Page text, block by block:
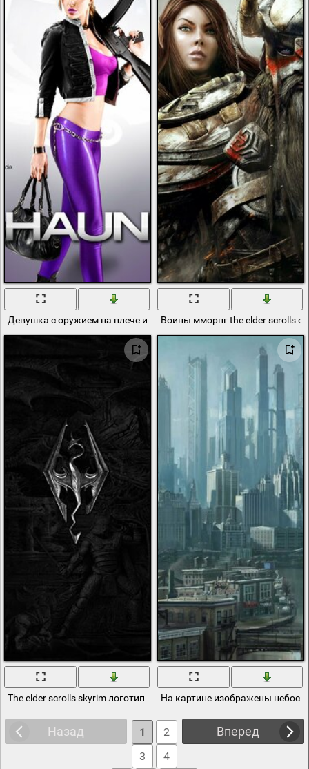
Девушка с оружием на плече и открытым животом
Воины мморпг the elder scrolls
The elder scrolls skyrim логотип на черномНа картине изображены
Назад Вперед
1
2
3
4